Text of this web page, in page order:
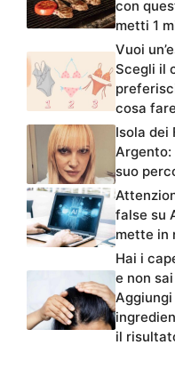
con
metti 1
Vuoi
Scegli il
cosa
Isola dei
Argento:
suo
false su
mette in
Hai i
e non
il